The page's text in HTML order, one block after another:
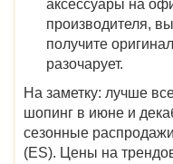
аксессуары на
производителя,
получите
разочарует.
На заметку: лучше
шопинг в июне и
сезонные распродажи
(ES). Цены на